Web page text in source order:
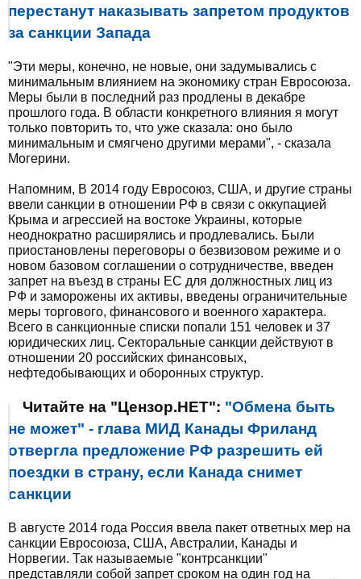
перестанут наказывать запретом продуктов
за санкции Запада
"Эти меры, конечно, не новые, они задумывались с
минимальным влиянием на экономику стран Евросоюза.
Меры были в последний раз продлены в декабре
прошлого года. В области конкретного влияния я могут
только повторить то, что уже сказала: оно было
минимальным и смягчено другими мерами", - сказала
Могерини.
Напомним, В 2014 году Евросоюз, США, и другие страны
ввели санкции в отношении РФ в связи с оккупацией
Крыма и агрессией на востоке Украины, которые
неоднократно расширялись и продлевались. Были
приостановлены переговоры о безвизовом режиме и о
новом базовом соглашении о сотрудничестве, введен
запрет на въезд в страны ЕС для должностных лиц из
РФ и заморожены их активы, введены ограничительные
меры торгового, финансового и военного характера.
Всего в санкционные списки попали 151 человек и 37
юридических лиц. Секторальные санкции действуют в
отношении 20 российских финансовых,
нефтедобывающих и оборонных структур.
Читайте на "Цензор.НЕТ": "Обмена быть
не может" - глава МИД Канады Фриланд
отвергла предложение РФ разрешить ей
поездки в страну, если Канада снимет
санкции
В августе 2014 года Россия ввела пакет ответных мер на
санкции Евросоюза, США, Австралии, Канады и
Норвегии. Так называемые "контрсанкции"
представляли собой запрет сроком на один год на